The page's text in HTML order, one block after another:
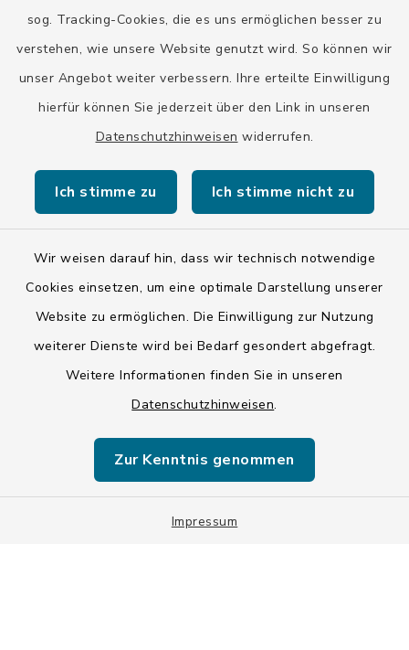
sog. Tracking-Cookies, die es uns ermöglichen besser zu
verstehen, wie unsere Website genutzt wird. So können wir
unser Angebot weiter verbessern. Ihre erteilte Einwilligung
hierfür können Sie jederzeit über den Link in unseren
Datenschutzhinweisen widerrufen.
Ich stimme zu Ich stimme nicht zu
Wir weisen darauf hin, dass wir technisch notwendige
Cookies einsetzen, um eine optimale Darstellung unserer
Website zu ermöglichen. Die Einwilligung zur Nutzung
weiterer Dienste wird bei Bedarf gesondert abgefragt.
Weitere Informationen finden Sie in unseren
Datenschutzhinweisen.
Zur Kenntnis genommen
Impressum
Raiffeisenbank Isar Loisachtal eG
DE92 7016 9543 0001 0005 00
GENODEF1HHS
HypoVereinsbank
DE20 7002 0270 3630 1010 09
HYVEDEMMXXX
Kontakt
Datenschutz
Sitemap